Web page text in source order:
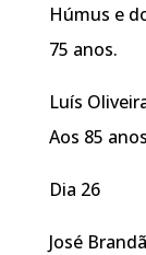
Húmus e
75 anos.
Luís
Aos 85
Dia 26
José